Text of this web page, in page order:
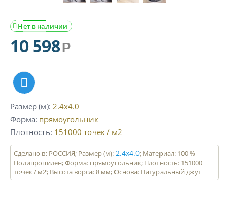
Нет в наличии

10 598Р
Размер (м) 2.4x4.0
Форма прямоугольник
Плотность 151000 точек / м2
Сделано в: РОССИЯ; Размер (м):2.4x4.0; Материал: 100 %
Полипропилен; Форма: прямоугольник; Плотность: 151000
точек / м2; Высота ворса: 8 мм; Основа: Натуральный джут